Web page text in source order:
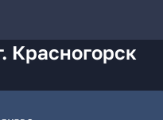
Красногорск